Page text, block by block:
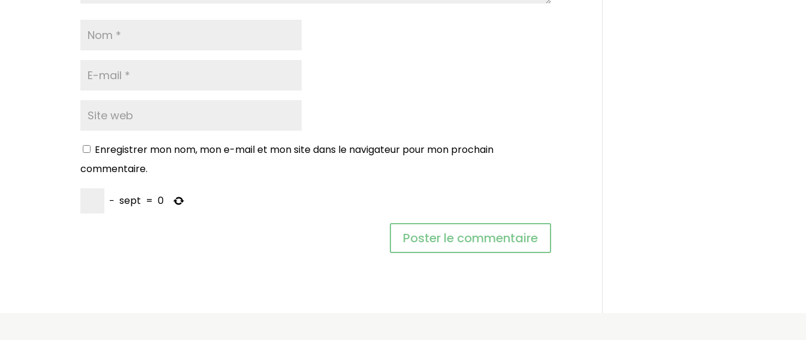
Enregistrer mon nom, mon e-mail et mon site dans le navigateur pour mon prochain
commentaire.
− sept = 0